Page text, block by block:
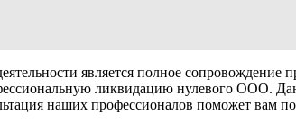
является полное сопровождение
ликвидацию нулевого ООО.
наших профессионалов поможет вам